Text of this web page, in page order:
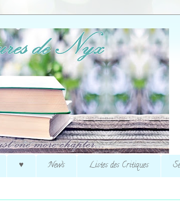
♥ News Listes des Critiques